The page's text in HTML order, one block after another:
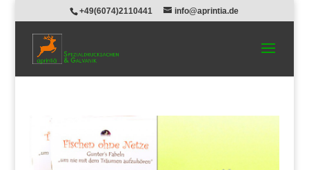
+49(6074)2110441 info@aprintia.de